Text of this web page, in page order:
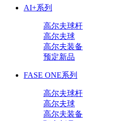
AI+系列
高尔夫球杆
高尔夫球
高尔夫装备
预定新品
FASE ONE系列
高尔夫球杆
高尔夫球
高尔夫装备